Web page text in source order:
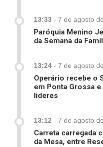
13:33 - 7 de agosto
Paróquia Menino
da Semana da
13:24 - 7 de agosto
Operário recebe o
em Ponta Grossa
lideres
13:12 - 7 de agosto
Carreta carregada
da Mesa, entre